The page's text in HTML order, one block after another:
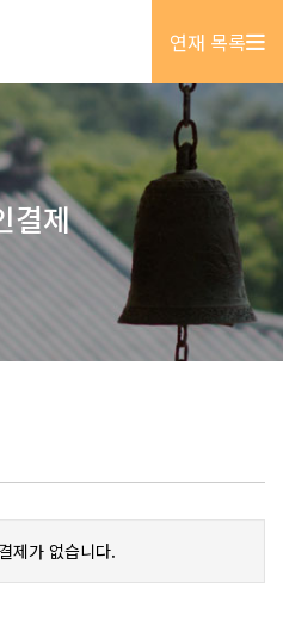
연재 목록
결제
제가 없습니다.